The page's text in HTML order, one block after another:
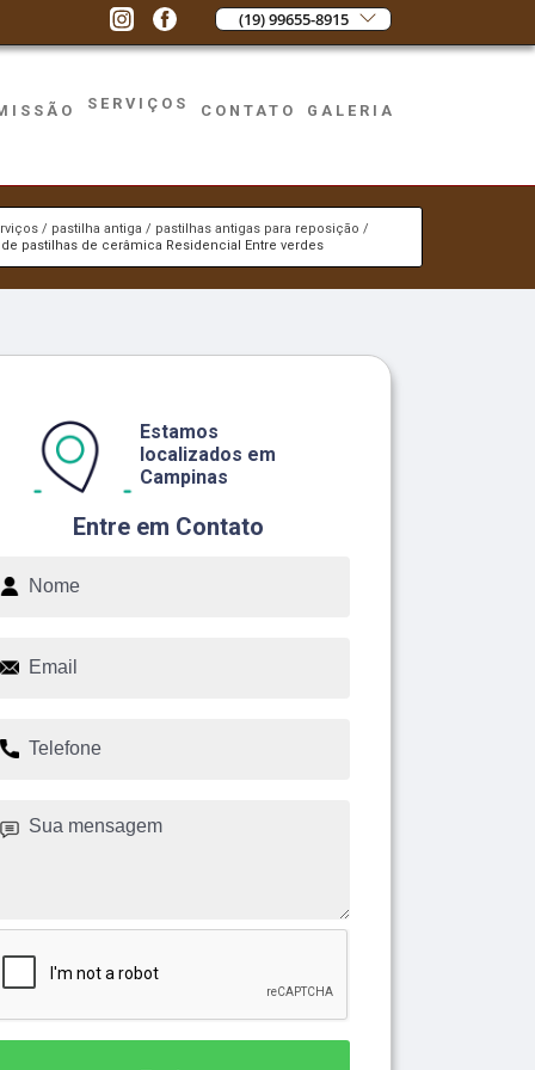
(19) 99655-8915
SERVIÇOS CONTATO GALERIA
pastilha antiga
pastilhas antigas para reposição
pastilhas de cerâmica Residencial Entre verdes
Entre em Contato
Estamos
localizados em
Campinas